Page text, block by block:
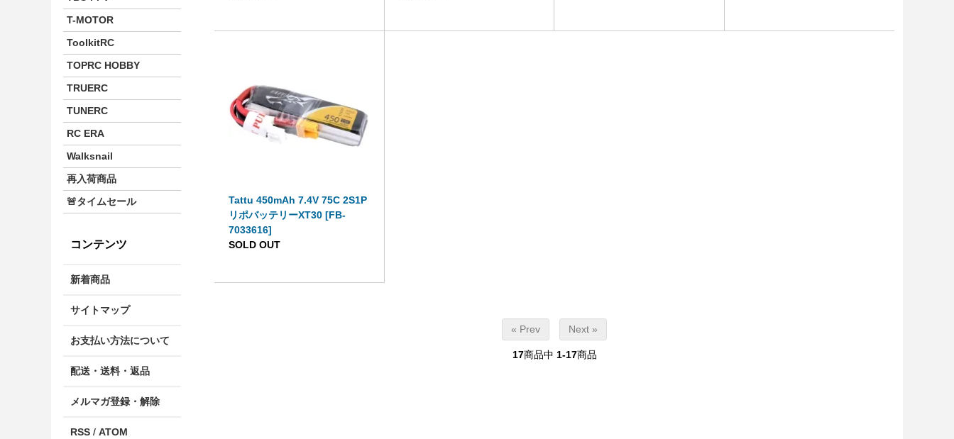
Tattu 450mAh 7.4V 75C 2S1P
リポバッテリーXT30 [FB-
7033616]
SOLD OUT
« Prev Next »
17商品中 1-17商品
T-MOTOR
ToolkitRC
TOPRC HOBBY
TRUERC
TUNERC
RC ERA
Walksnail
再入荷商品
🚨タイムセール
コンテンツ
新着商品
サイトマップ
お支払い方法について
配送・送料・返品
メルマガ登録・解除
RSS / ATOM